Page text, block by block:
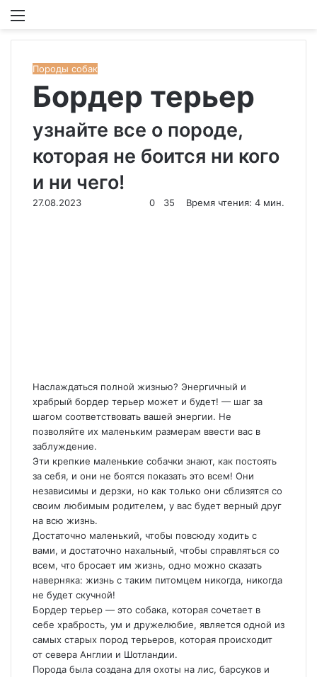
Породы собак
Бордер терьер
узнайте все о породе,
которая не боится ни кого
и ни чего!
27.08.2023 0 35 Время чтения: 4 мин.
Наслаждаться полной жизнью? Энергичный и
храбрый бордер терьер может и будет! — шаг за
шагом соответствовать вашей энергии. Не
позволяйте их маленьким размерам ввести вас в
заблуждение.
Эти крепкие маленькие собачки знают, как постоять
за себя, и они не боятся показать это всем! Они
независимы и дерзки, но как только они сблизятся со
своим любимым родителем, у вас будет верный друг
на всю жизнь.
Достаточно маленький, чтобы повсюду ходить с
вами, и достаточно нахальный, чтобы справляться со
всем, что бросает им жизнь, одно можно сказать
наверняка: жизнь с таким питомцем никогда, никогда
не будет скучной!
Бордер терьер — это собака, которая сочетает в
себе храбрость, ум и дружелюбие, является одной из
самых старых пород терьеров, которая происходит
от севера Англии и Шотландии.
Порода была создана для охоты на лис, барсуков и